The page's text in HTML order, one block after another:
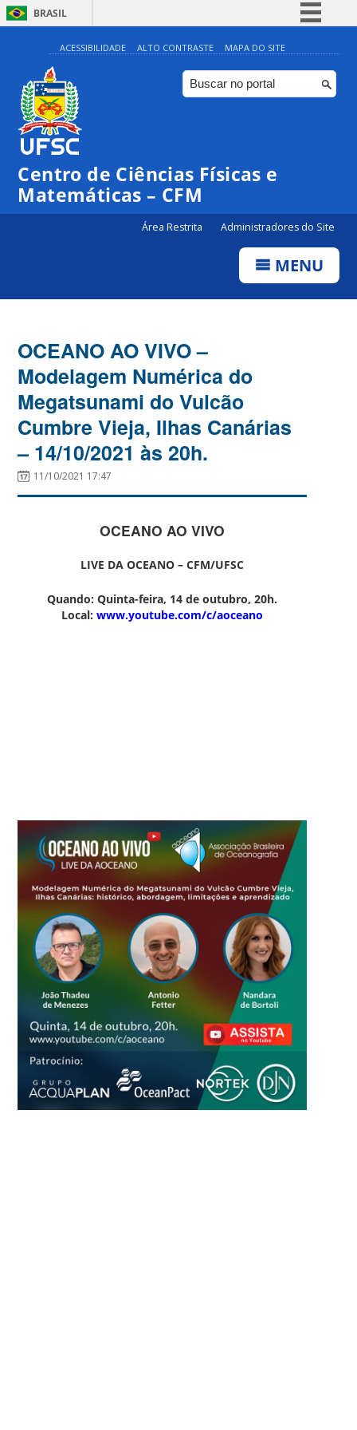
BRASIL
Simplifique!
Comunica BR
Participe
Canais
ACESSIBILIDADE ALTO CONTRASTE MAPA DO SITE
Centro de Ciências Físicas e
Matemáticas – CFM
Área Restrita Administradores do Site
MENU
OCEANO AO VIVO –
Modelagem Numérica do
Megatsunami do Vulcão
Cumbre Vieja, Ilhas Canárias
– 14/10/2021 às 20h.
11/10/2021 17:47
OCEANO AO VIVO
LIVE DA OCEANO – CFM/UFSC
Quando: Quinta-feira, 14 de outubro, 20h.
Local: www.youtube.com/c/aoceano